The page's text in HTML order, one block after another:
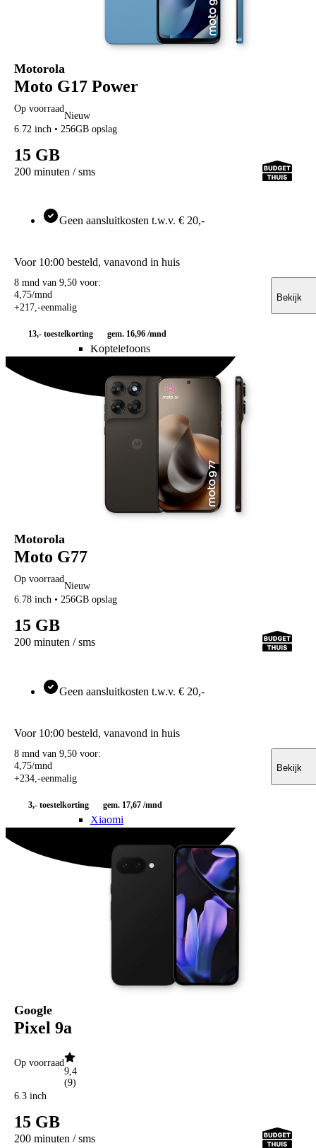
Youfone
Accessoires
Alle accessoires
Elektronica
Oordopjes
Bedrade oordopjes
Samsung Galaxy Buds
Alle oordopjes
Speakers
Koptelefoons
Koptelefoons
Noise cancelling koptelefoons
Apple Airpods Max
JBL koptelefoons
Alle koptelefoons
Alle audio
Smartwatches
Smartwatches
Activity trackers
Samsung Galaxy watches
Garmin smartwatches
Bluetooth trackers
Samsung Galaxy SmartTag
Alle bluetooth trackers
Alle smart home
Hoesjes voor
Samsung
OPPO
Xiaomi
Nothing
Sony
Alle telefoons
Screenprotectors
Screenprotectors voor
Samsung
OPPO
Xiaomi
OPPO
Motorola
Moto G17 Power
Op voorraad
Nieuw
6.72 inch • 256GB opslag
15 GB
200 minuten / sms
Geen aansluitkosten t.w.v. € 20,-
Voor 10:00 besteld, vanavond in huis
8 mnd van 9,50 voor:
4,75/mnd
+217,-eenmalig
Bekijk
13,- toestelkorting gem. 16,96 /mnd
Motorola
Moto G77
Op voorraad
Nieuw
6.78 inch • 256GB opslag
15 GB
200 minuten / sms
Geen aansluitkosten t.w.v. € 20,-
Voor 10:00 besteld, vanavond in huis
8 mnd van 9,50 voor:
4 75/mnd
+234 -eenmalig
Bekijk
3,- toestelkorting gem. 17,67 /mnd
Google
Pixel 9a
Op voorraad
9,4
(9)
6.3 inch
15 GB
200 minuten / sms